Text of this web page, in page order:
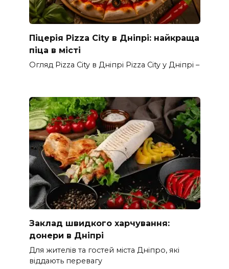
Піцерія Pizza City в Дніпрі: найкраща
піца в місті
Огляд Pizza City в Дніпрі Pizza City у Дніпрі –
Заклад швидкого харчування:
донеpи в Дніпрі
Для жителів та гостей міста Дніпро, які
віддають перевагу